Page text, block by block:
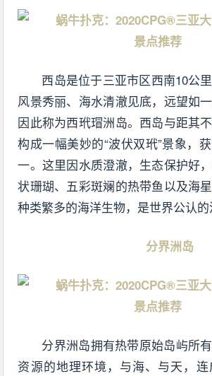
西岛是位于三亚市区西南10公
风景秀丽、海水清澈见底，远望如一
因此称为西玳瑁洲岛。西岛与距其
构成一幅美妙的“波伏双玳”景象，
一。这里因水质澄澈，生态保护好
状珊瑚、五彩斑斓的热带鱼以及海
种类繁多的海洋生物，是世界公认的
分界洲岛
分界洲岛拥有热带原始岛屿所
资源的地理环境，与海、与天，